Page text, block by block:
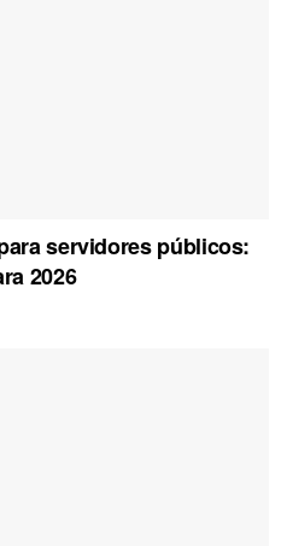
servidores públicos:
2026